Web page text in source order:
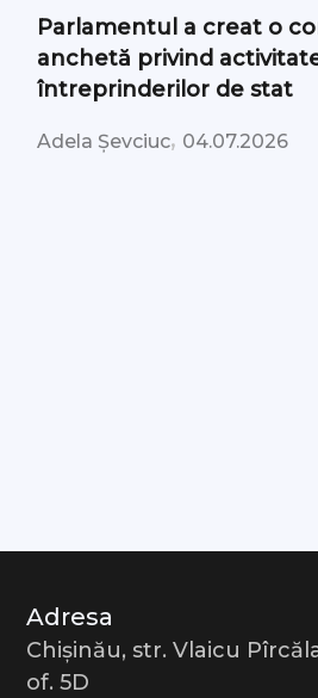
Parlamentul a creat o
anchetă privind
întreprinderilor de stat
Adela Șevciuc, 04.07.2026
Adresa
Chișinău, str. Vlaicu
of. 5D